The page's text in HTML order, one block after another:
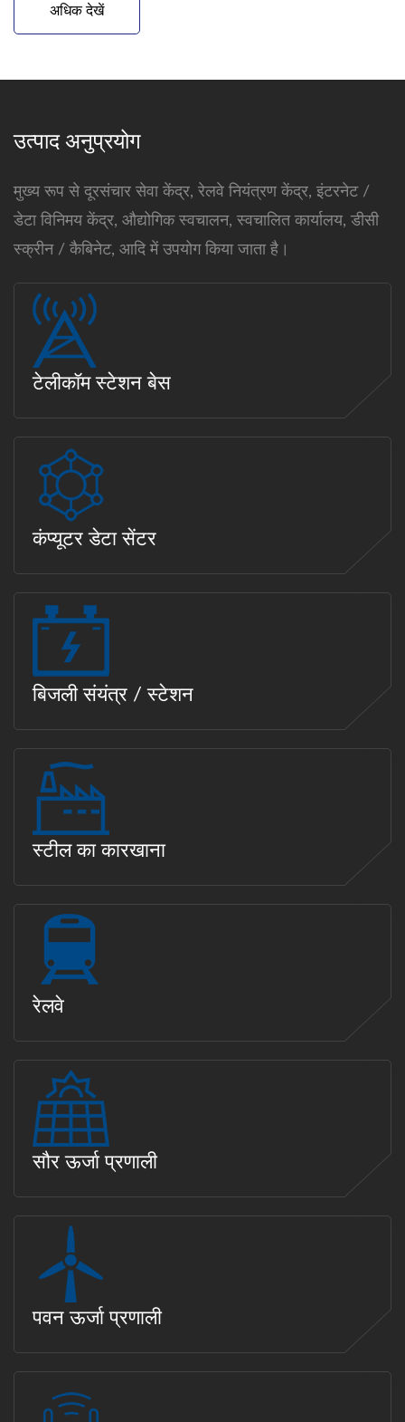
अधिक देखें
उत्पाद अनुप्रयोग
मुख्य रूप से दूरसंचार सेवा केंद्र, रेलवे नियंत्रण केंद्र, इंटरनेट /
डेटा विनिमय केंद्र, औद्योगिक स्वचालन, स्वचालित कार्यालय, डीसी
स्क्रीन / कैबिनेट, आदि में उपयोग किया जाता है।
टेलीकॉम स्टेशन बेस
कंप्यूटर डेटा सेंटर
बिजली संयंत्र / स्टेशन
स्टील का कारखाना
रेलवे
सौर ऊर्जा प्रणाली
पवन ऊर्जा प्रणाली